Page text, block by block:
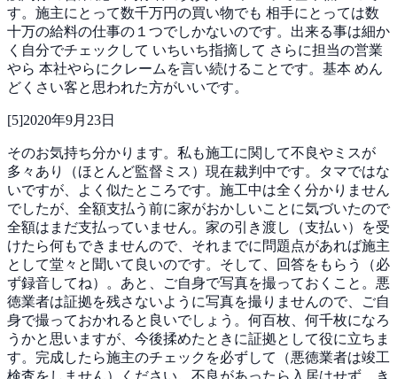
す。施主にとって数千万円の買い物でも 相手にとっては数
十万の給料の仕事の１つでしかないのです。出来る事は細か
く自分でチェックして いちいち指摘して さらに担当の営業
やら 本社やらにクレームを言い続けることです。基本 めん
どくさい客と思われた方がいいです。
[5]2020年9月23日
そのお気持ち分かります。私も施工に関して不良やミスが
多々あり（ほとんど監督ミス）現在裁判中です。タマではな
いですが、よく似たところです。施工中は全く分かりません
でしたが、全額支払う前に家がおかしいことに気づいたので
全額はまだ支払っていません。家の引き渡し（支払い）を受
けたら何もできませんので、それまでに問題点があれば施主
として堂々と聞いて良いのです。そして、回答をもらう（必
ず録音してね）。あと、ご自身で写真を撮っておくこと。悪
徳業者は証拠を残さないように写真を撮りませんので、ご自
身で撮っておかれると良いでしょう。何百枚、何千枚になろ
うかと思いますが、今後揉めたときに証拠として役に立ちま
す。完成したら施主のチェックを必ずして（悪徳業者は竣工
検査をしません）ください。不良があったら入居はせず、き